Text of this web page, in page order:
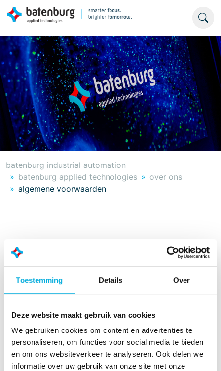
Toestemming Details Over
Deze website maakt gebruik van cookies
We gebruiken cookies om content en advertenties te
personaliseren, om functies voor social media te bieden
en om ons websiteverkeer te analyseren. Ook delen we
informatie over uw gebruik van onze site met onze
batenburg industrial automation
batenburg applied technologies
over ons
algemene voorwaarden
Algemene voorwaarden
Verkoop- en
leveringsvoorwaarden
Algemene
inkoopvoorwaarden